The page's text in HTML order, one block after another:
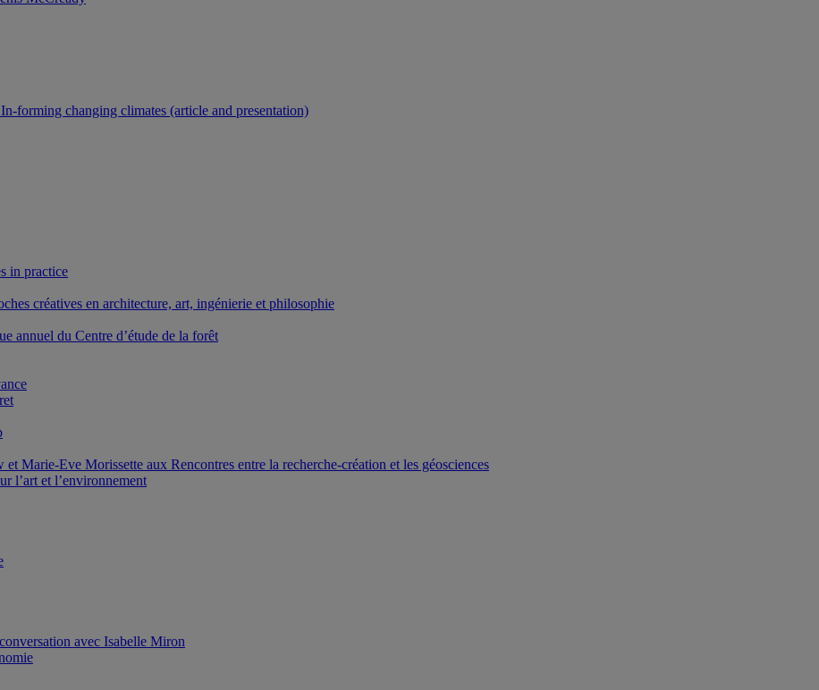
forming changing climates (article and presentation)
in practice
créatives en architecture, art, ingénierie et philosophie
annuel du Centre d’étude de la forêt
Marie-Eve Morissette aux Rencontres entre la recherche-création et les géosciences
l’art et l’environnement
avec Isabelle Miron